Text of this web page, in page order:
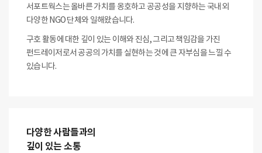
서포트웍스는 올바른 가치를 옹호하고 공공성을 지향하는 국내외
다양한 NGO 단체와 일해왔습니다.
구호 활동에 대한 깊이 있는 이해와 진심, 그리고 책임감을 가진
펀드레이저로서 공공의 가치를 실현하는 것에 큰 자부심을 느낄 수
있습니다.
다양한 사람들과의
깊이 있는 소통